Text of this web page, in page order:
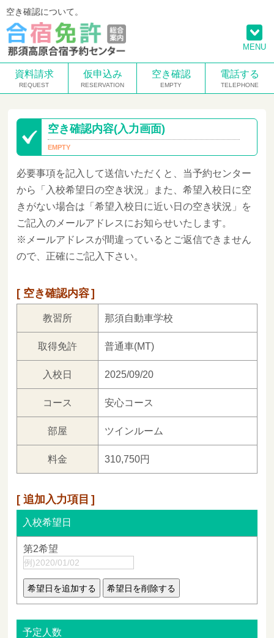
空き確認について。
資料請求 仮申込み 空き確認 電話する
空き確認内容(入力画面)
必要事項を記入して送信いただくと、当予約センター
から「入校希望日の空き状況」また、希望入校日に空
きがない場合は「希望入校日に近い日の空き状況」を
ご記入のメールアドレスにお知らせいたします。
※メールアドレスが間違っているとご返信できません
ので、正確にご記入下さい。
空き確認内容
教習所 那須自動車学校
取得免許 普通車(MT)
入校日 2025/09/20
コース 安心コース
部屋 ツインルーム
料金 310,750円
追加入力項目
入校希望日
第2希望
予定人数
MENU